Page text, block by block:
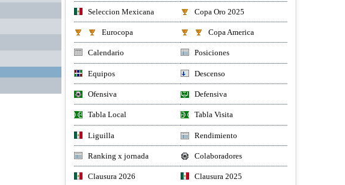
Seleccion Mexicana Copa Oro 2025
Eurocopa Copa America
Calendario Posiciones
Equipos Descenso
Ofensiva Defensiva
Tabla Local Tabla Visita
Liguilla Rendimiento
Ranking x jornada Colaboradores
Clausura 2026 Clausura 2025